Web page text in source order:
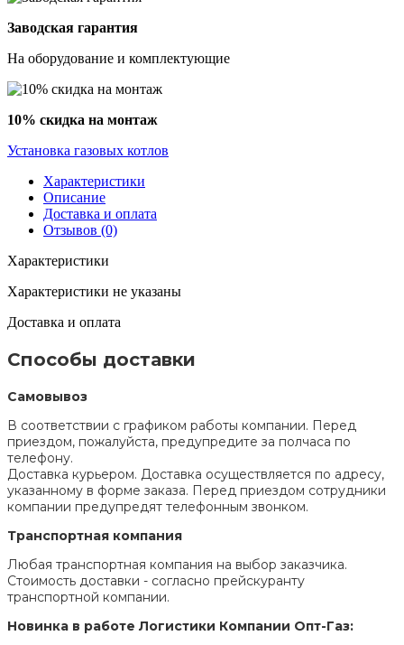
Заводская гарантия
На оборудование и комплектующие
10% скидка на монтаж
Установка газовых котлов
Характеристики
Описание
Доставка и оплата
Отзывов (0)
Характеристики
Характеристики не указаны
Доставка и оплата
Способы доставки
Самовывоз
В соответствии с графиком работы компании. Перед
приездом, пожалуйста, предупредите за полчаса по
телефону.
Доставка курьером. Доставка осуществляется по адресу,
указанному в форме заказа. Перед приездом сотрудники
компании предупредят телефонным звонком.
Транспортная компания
Любая транспортная компания на выбор заказчика.
Стоимость доставки - согласно прейскуранту
транспортной компании.
Новинка в работе Логистики Компании Опт-Газ: